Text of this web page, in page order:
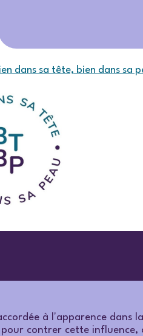
dans sa tête, bien dans sa
à l'apparence dans
contrer cette